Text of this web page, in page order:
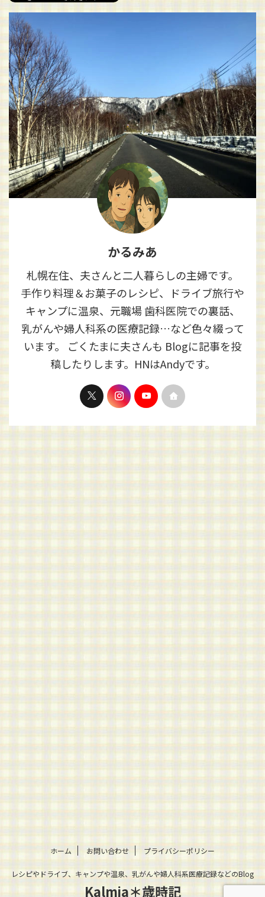
かるみあ
札幌在住、夫さんと二人暮らしの主婦です。
手作り料理＆お菓子のレシピ、ドライブ旅行や
キャンプに温泉、元職場 歯科医院での裏話、
乳がんや婦人科系の医療記録…など色々綴って
います。 ごくたまに夫さんも Blogに記事を投
稿したりします。HNはAndyです。
ホーム お問い合わせ プライバシーポリシー
レシピやドライブ、キャンプや温泉、乳がんや婦人科系医療記録などのBlog
Kalmia＊歳時記